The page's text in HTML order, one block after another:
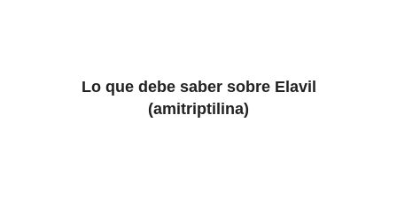
Lo que debe saber sobre Elavil
(amitriptilina)